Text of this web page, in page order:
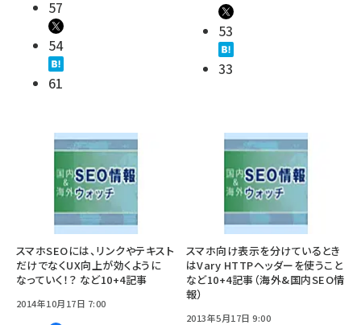
57
54
61
53
33
スマホSEOには、リンクやテキスト
だけでなくUX向上が効くように
なっていく！？ など10+4記事
2014年10月17日 7:00
スマホ向け表示を分けているとき
はVary HTTPヘッダーを使うこと
など10+4記事（海外&国内SEO情
報）
2013年5月17日 9:00